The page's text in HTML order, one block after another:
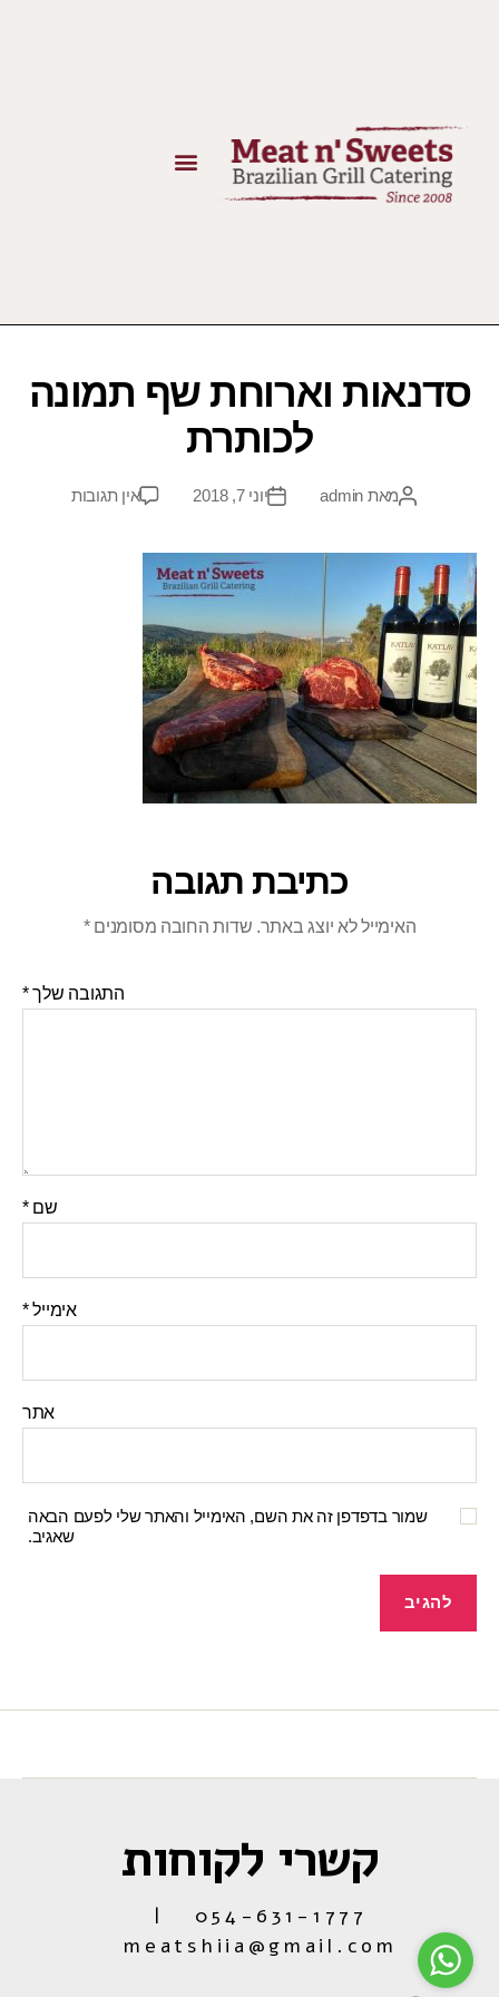
סדנאות וארוחת שף תמונה
לכותרת
מאת admin יוני 7, 2018 אין תגובות
כתיבת תגובה
האימייל לא יוצג באתר. שדות החובה מסומנים*
התגובה שלך*
שם*
אימייל*
אתר
שמור בדפדפן זה את השם, האימייל והאתר שלי לפעם הבאה
שאגיב.
קשרי לקוחות
054-631-1777 |
meatshiia@gmail.com